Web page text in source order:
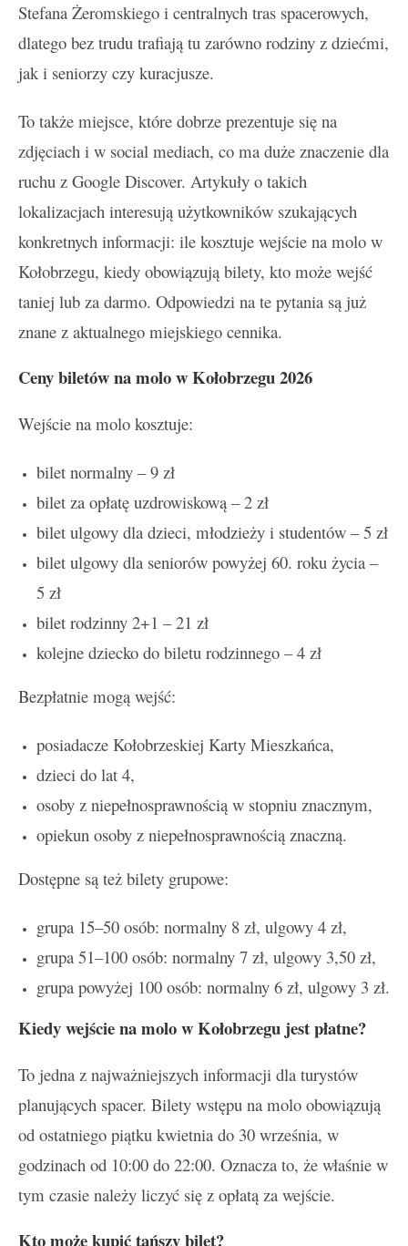
Stefana Żeromskiego i centralnych tras spacerowych,
dlatego bez trudu trafiają tu zarówno rodziny z dziećmi,
jak i seniorzy czy kuracjusze.
To także miejsce, które dobrze prezentuje się na
zdjęciach i w social mediach, co ma duże znaczenie dla
ruchu z Google Discover. Artykuły o takich
lokalizacjach interesują użytkowników szukających
konkretnych informacji: ile kosztuje wejście na molo w
Kołobrzegu, kiedy obowiązują bilety, kto może wejść
taniej lub za darmo. Odpowiedzi na te pytania są już
znane z aktualnego miejskiego cennika.
Ceny biletów na molo w Kołobrzegu 2026
Wejście na molo kosztuje:
bilet normalny – 9 zł
bilet za opłatę uzdrowiskową – 2 zł
bilet ulgowy dla dzieci, młodzieży i studentów – 5 zł
bilet ulgowy dla seniorów powyżej 60. roku życia –
5 zł
bilet rodzinny 2+1 – 21 zł
kolejne dziecko do biletu rodzinnego – 4 zł
Bezpłatnie mogą wejść:
posiadacze Kołobrzeskiej Karty Mieszkańca,
dzieci do lat 4,
osoby z niepełnosprawnością w stopniu znacznym,
opiekun osoby z niepełnosprawnością znaczną.
Dostępne są też bilety grupowe:
grupa 15–50 osób: normalny 8 zł, ulgowy 4 zł,
grupa 51–100 osób: normalny 7 zł, ulgowy 3,50 zł,
grupa powyżej 100 osób: normalny 6 zł, ulgowy 3 zł.
Kiedy wejście na molo w Kołobrzegu jest płatne?
To jedna z najważniejszych informacji dla turystów
planujących spacer. Bilety wstępu na molo obowiązują
od ostatniego piątku kwietnia do 30 września, w
godzinach od 10:00 do 22:00. Oznacza to, że właśnie w
tym czasie należy liczyć się z opłatą za wejście.
Kto może kupić tańszy bilet?